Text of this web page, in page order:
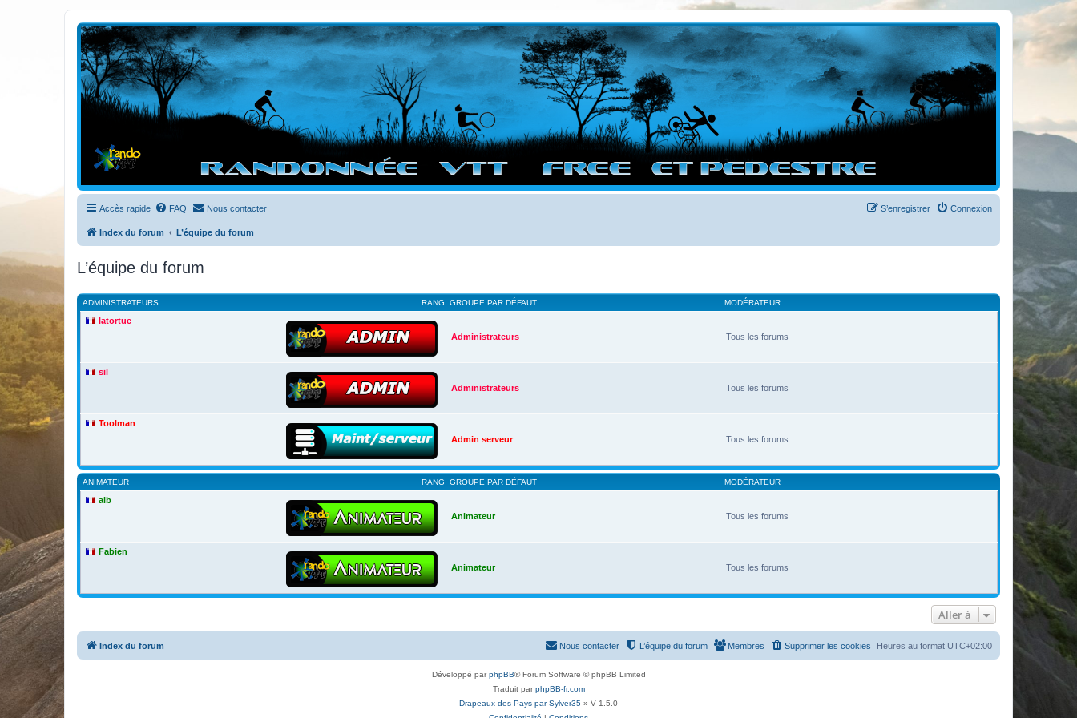
Randovttfree.fr
Bienvenue sur le site des randos vtt et pédestre de Bretagne . Bonne navigation sur le site et bonnes randos dans l'Ouest !
Accès rapide FAQ Nous contacter Connexion
S’enregistrer
Index du forum L’équipe du forum
L’équipe du forum
RANG
ADMINISTRATEURS GROUPE PAR DÉFAUT MODÉRATEUR
latortue
Administrateurs
Tous les forums
sil
Administrateurs
Tous les forums
Toolman
Admin serveur
Tous les forums
RANG
ANIMATEUR GROUPE PAR DÉFAUT MODÉRATEUR
alb
Animateur
Tous les forums
Fabien
Animateur
Tous les forums
Aller à
Index du forum Heures au format UTC+02:00
Supprimer les cookies
Membres
L’équipe du forum
Nous contacter
Développé parphpBB® Forum Software © phpBB Limited
Traduit parphpBB-fr.com
Drapeaux des Pays par Sylver35 » V 1.5.0